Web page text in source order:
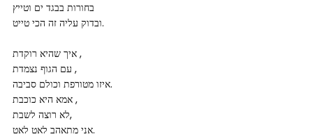
בחורות בבגד ים וטייץ
ובדוק עליה זה הכי טייט.
איך שהיא רוקדת ,
עם הגוף נצמדת ,
איזו מטורפת וכולם סביבה.
אמא היא כוכבת ,
לא רוצה לשבת,
אני מתאהב לאט לאט.